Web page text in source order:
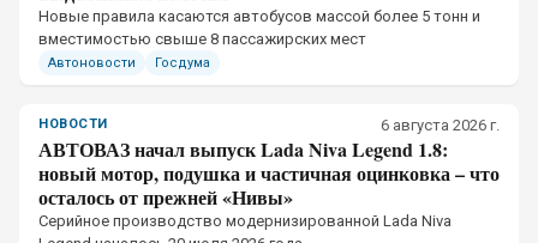
Новые правила касаются автобусов массой более 5 тонн и
вместимостью свыше 8 пассажирских мест
Автоновости Госдума
НОВОСТИ 6 августа 2026 г.
АВТОВАЗ начал выпуск Lada Niva Legend 1.8:
новый мотор, подушка и частичная оцинковка – что
осталось от прежней «Нивы»
Серийное производство модернизированной Lada Niva